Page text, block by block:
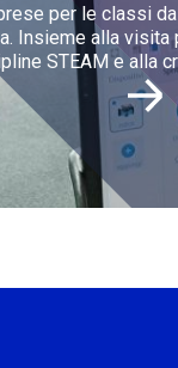
per le classi
Insieme alla
STEAM e alla